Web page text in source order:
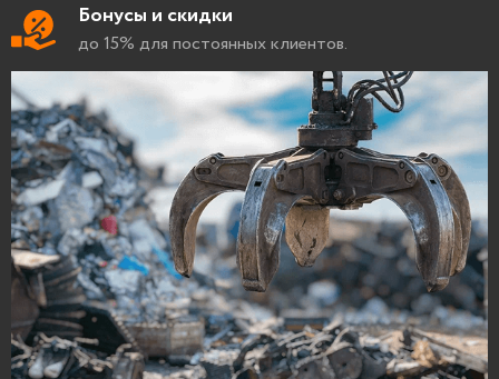
Бонусы и скидки
до 15% для постоянных клиентов.